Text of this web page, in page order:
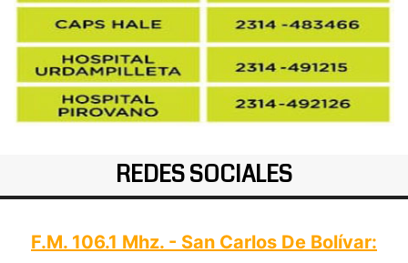
REDES SOCIALES
F.M. 106.1 Mhz. - San Carlos De Bolívar: